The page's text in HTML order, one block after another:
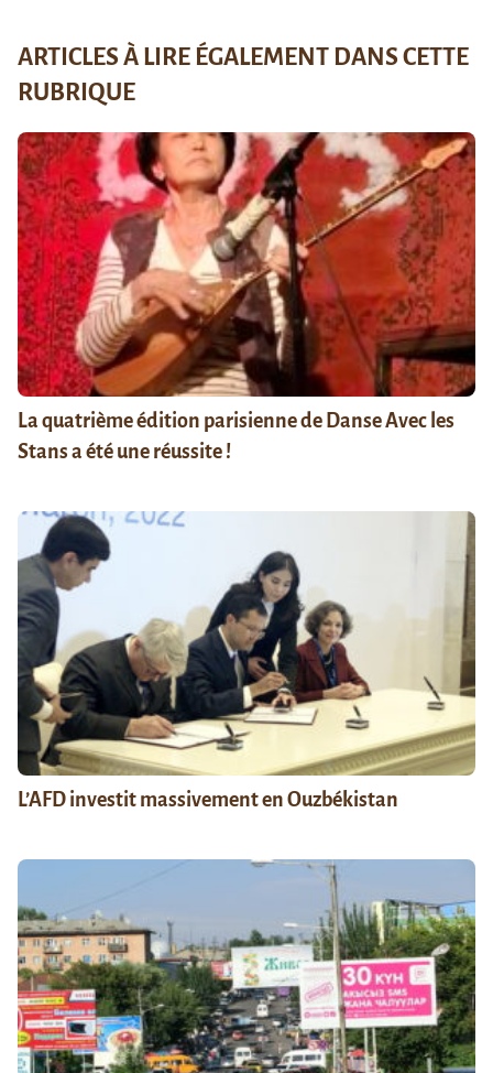
ARTICLES À LIRE ÉGALEMENT DANS CETTE
RUBRIQUE
La quatrième édition parisienne de Danse Avec les
Stans a été une réussite !
L’AFD investit massivement en Ouzbékistan